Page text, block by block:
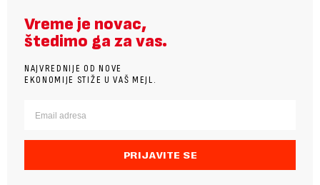
Vreme je novac,
štedimo ga za vas.
NAJVREDNIJE OD NOVE
EKONOMIJE STIŽE U VAŠ MEJL.
PRIJAVITE SE